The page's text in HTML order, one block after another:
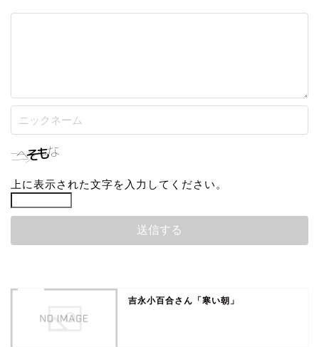
上に表示された文字を入力してください。
吉永小百合さん「寒い朝」